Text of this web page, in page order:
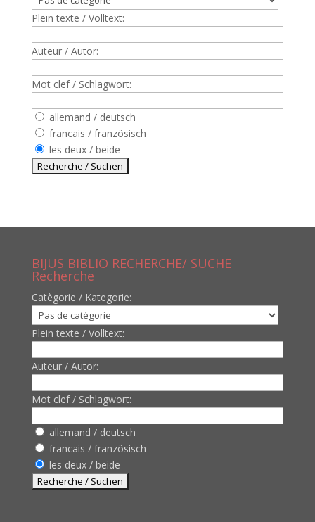
Plein texte / Volltext:
Auteur / Autor:
Mot clef / Schlagwort:
allemand / deutsch
francais / französisch
les deux / beide
BIJUS BIBLIO RECHERCHE/ SUCHE
Recherche
Catègorie / Kategorie:
Plein texte / Volltext:
Auteur / Autor:
Mot clef / Schlagwort:
allemand / deutsch
francais / französisch
les deux / beide